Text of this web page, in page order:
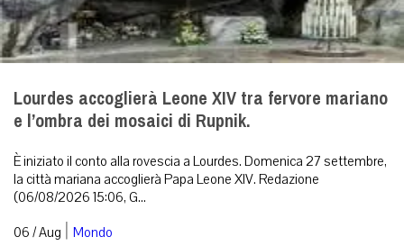
Lourdes accoglierà Leone XIV tra fervore mariano
e l’ombra dei mosaici di Rupnik.
È iniziato il conto alla rovescia a Lourdes. Domenica 27 settembre,
la città mariana accoglierà Papa Leone XIV. Redazione
(06/08/2026 15:06, G...
06 / Aug | Mondo